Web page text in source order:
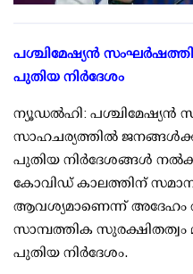
പശ്ചിമേഷ്യന്‍
പുതിയ നിര്‍ദേശം
ന്യൂഡല്‍ഹി: പശ്ചിമേഷ്യന്‍
സാഹചര്യത്തില്‍
പുതിയ നിര്‍ദേശങ്ങള്‍ നല്‍കി
കോവിഡ് കാലത്തിന്
ആവശ്യമാണെന്ന് അദേഹം
സാമ്പത്തിക
പുതിയ നിര്‍ദേശം.